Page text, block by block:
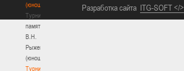
(юноши)
Турнир
памяти
В.Н.
Рыженкова
(юноши)
Турнир
Разработка сайта ITG-SOFT </>